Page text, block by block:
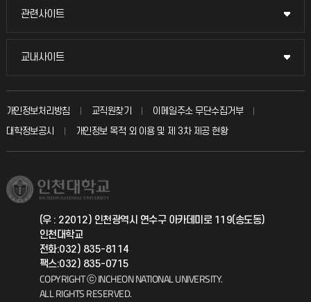
입학안내
취업정보(학생)
묻고 답하기
칭찬마당
학생서비스 지킴이
관련사이트
관련사이트
국방헬프콜
총동문회
교내사이트
교내사이트
교수회
교육혁신본부
국제지원과
공자아카데미
기초교육원
개인정보처리방침 교직원찾기
이메일주소 무단수집거부
대학정보공시
개인정보 목적 외 이용 및 제 3차 제공 현황
(우 : 22012) 인천광역시 연수구 아카데미로 119(송도동)
인천대학교
전화:032) 835-8114
팩스:032) 835-0715
COPYRIGHT ⓒ INCHEON NATIONAL UNIVERSITY.
ALL RIGHTS RESERVED.